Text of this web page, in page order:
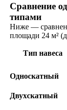
Сравнение
типами
Ниже —
площади 24 м²
Тип навеса
Односкатный
Двухскатный